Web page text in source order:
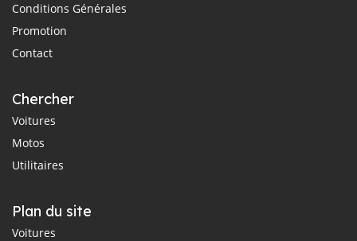
Conditions Générales
Promotion
Contact
Chercher
Voitures
Motos
Utilitaires
Plan du site
Voitures